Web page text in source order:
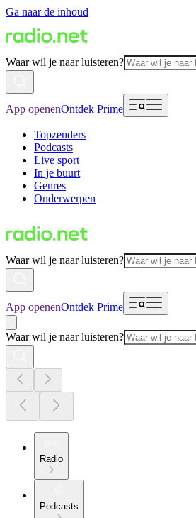
Ga naar de inhoud
Waar wil je naar luisteren?
App openenOntdek Prime
Topzenders
Podcasts
Live sport
In je buurt
Genres
Onderwerpen
Waar wil je naar luisteren?
App openenOntdek Prime
Waar wil je naar luisteren?
Radio
Podcasts